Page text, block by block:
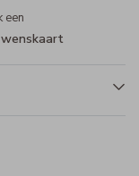
een
wenskaart